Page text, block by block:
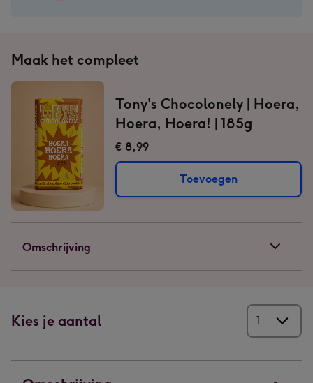
Maak het compleet
Tony's Chocolonely | Hoera,
Hoera, Hoera! | 185g
€ 8,99
Toevoegen
Omschrijving
Kies je aantal